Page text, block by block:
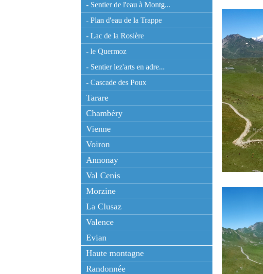
- Sentier de l'eau à Montg...
- Plan d'eau de la Trappe
- Lac de la Rosière
- le Quermoz
- Sentier lez'arts en adre...
- Cascade des Poux
Tarare
Chambéry
Vienne
Voiron
Annonay
Val Cenis
Morzine
La Clusaz
Valence
Evian
Haute montagne
Randonnée